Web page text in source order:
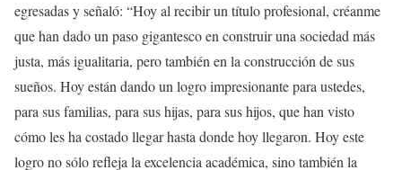
egresadas y señaló: “Hoy al recibir un título profesional, créanme
que han dado un paso gigantesco en construir una sociedad más
justa, más igualitaria, pero también en la construcción de sus
sueños. Hoy están dando un logro impresionante para ustedes,
para sus familias, para sus hijas, para sus hijos, que han visto
cómo les ha costado llegar hasta donde hoy llegaron. Hoy este
logro no sólo refleja la excelencia académica, sino también la